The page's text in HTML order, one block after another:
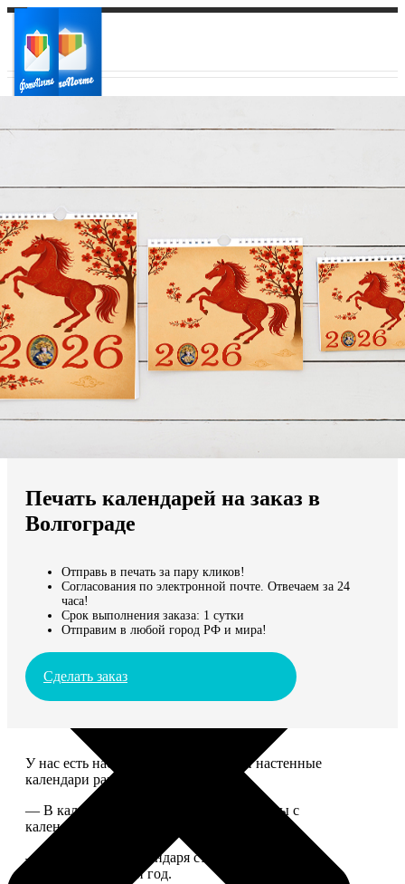
Ваш регион доставки
Выберите из списка:
Мы доставляем по всему миру
Продолжить без города
Печать календарей на заказ в
Волгограде
Отправь в печать за пару кликов!
Согласования по электронной почте. Отвечаем за 24
часа!
Срок выполнения заказа: 1 сутки
Отправим в любой город РФ и мира!
Сделать заказ
У нас есть настольные, магнитные и настенные
календари разных размеров.
— В календаре 13 листов: обложка+листы с
календарной сеткой.
— Обложка для календаря стандартная, дизайн
обновляем каждый год.